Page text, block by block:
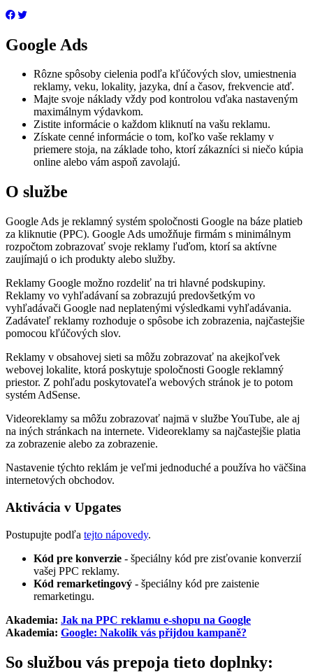
Google Ads
Rôzne spôsoby cielenia podľa kľúčových slov, umiestnenia
reklamy, veku, lokality, jazyka, dní a časov, frekvencie atď.
Majte svoje náklady vždy pod kontrolou vďaka nastaveným
maximálnym výdavkom.
Zistite informácie o každom kliknutí na vašu reklamu.
Získate cenné informácie o tom, koľko vaše reklamy v
priemere stoja, na základe toho, ktorí zákazníci si niečo kúpia
online alebo vám aspoň zavolajú.
O službe
Google Ads je reklamný systém spoločnosti Google na báze platieb
za kliknutie (PPC). Google Ads umožňuje firmám s minimálnym
rozpočtom zobrazovať svoje reklamy ľuďom, ktorí sa aktívne
zaujímajú o ich produkty alebo služby.
Reklamy Google možno rozdeliť na tri hlavné podskupiny.
Reklamy vo vyhľadávaní sa zobrazujú predovšetkým vo
vyhľadávači Google nad neplatenými výsledkami vyhľadávania.
Zadávateľ reklamy rozhoduje o spôsobe ich zobrazenia, najčastejšie
pomocou kľúčových slov.
Reklamy v obsahovej sieti sa môžu zobrazovať na akejkoľvek
webovej lokalite, ktorá poskytuje spoločnosti Google reklamný
priestor. Z pohľadu poskytovateľa webových stránok je to potom
systém AdSense.
Videoreklamy sa môžu zobrazovať najmä v službe YouTube, ale aj
na iných stránkach na internete. Videoreklamy sa najčastejšie platia
za zobrazenie alebo za zobrazenie.
Nastavenie týchto reklám je veľmi jednoduché a používa ho väčšina
internetových obchodov.
Aktivácia v Upgates
Postupujte podľa tejto nápovedy.
Kód pre konverzie - špeciálny kód pre zisťovanie konverzií
vašej PPC reklamy.
Kód remarketingový - špeciálny kód pre zaistenie
remarketingu.
Akademia: Jak na PPC reklamu e-shopu na Google
Akademia: Google: Nakolik vás přijdou kampaně?
So službou vás prepoja tieto doplnky: